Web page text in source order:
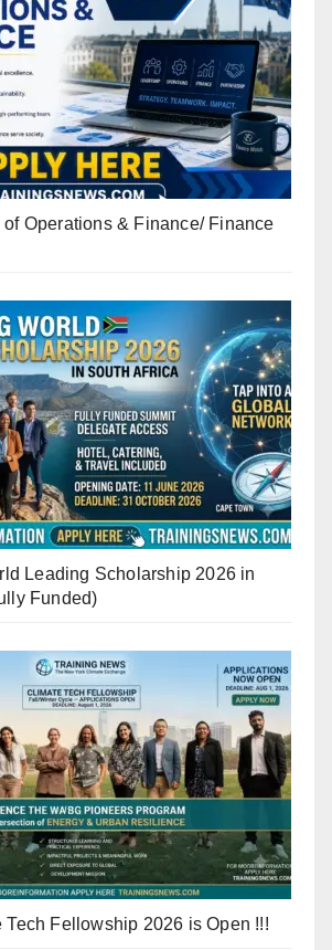
Operations & Finance/ Finance
Leading Scholarship 2026 in
Funded)
Fellowship 2026 is Open !!!